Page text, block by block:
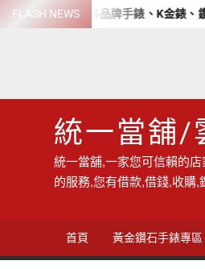
SkipFLASH NEWS
店 高價收購各品牌手錶、K金錶、鑽
統一當舖/
統一當舖,一家您可信賴的
的服務,您有借款,借錢,收購
首頁 黃金鑽石手錶專區